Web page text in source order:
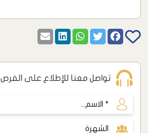
تواصل معنا للإطلاع على الفرص